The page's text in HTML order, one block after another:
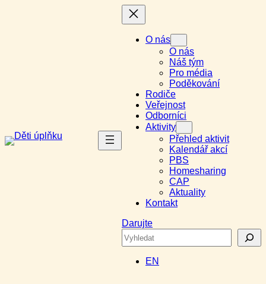
O nás
O nás
Náš tým
Pro média
Poděkování
Rodiče
Veřejnost
Odborníci
Aktivity
Přehled aktivit
Kalendář akcí
PBS
Homesharing
CAP
Aktuality
Kontakt
Darujte
Search
EN